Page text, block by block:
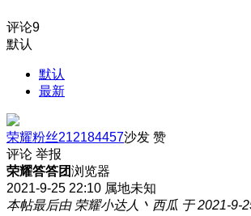
评论9
默认
默认
最新
荣耀粉丝212184457沙发 赞
评论 举报
荣耀答答团浏览器
2021-9-25 22:10 属地未知
本帖最后由 荣耀小达人丶西瓜 于 2021-9-